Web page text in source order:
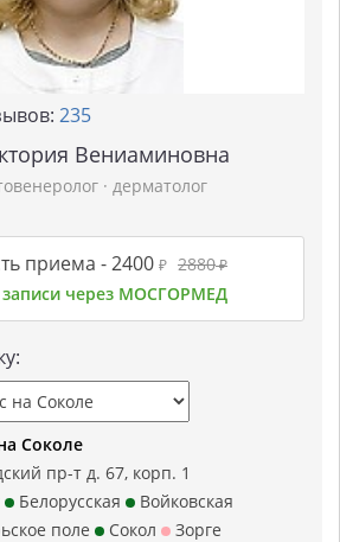
235
Вениаминовна
· дерматолог
приема -2400 ₽ 2880₽
записи через МОСГОРМЕД
Соколе
пр-т д. 67, корп. 1
Белорусская
Войковская
поле Сокол
Зорге